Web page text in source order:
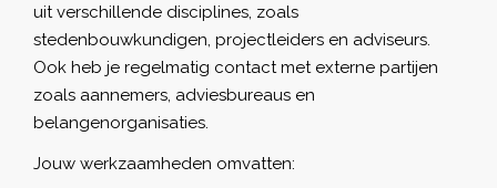
uit verschillende disciplines, zoals
stedenbouwkundigen, projectleiders en adviseurs.
Ook heb je regelmatig contact met externe partijen
zoals aannemers, adviesbureaus en
belangenorganisaties.
Jouw werkzaamheden omvatten: